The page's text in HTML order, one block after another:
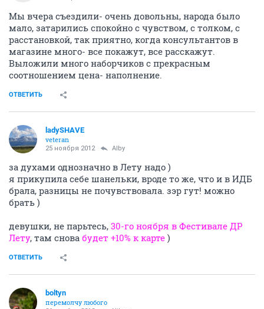
Мы вчера съездили- очень довольны, народа было
мало, затарились спокойно с чувством, с толком, с
расстановкой, так приятно, когда консультантов в
магазине много- все покажут, все расскажут.
Выложили много наборчиков с прекрасным
соотношением цена- наполнение.
ОТВЕТИТЬ
ladySHAVE
veteran
25 ноября 2012 Alby
за духами однозначно в Лету надо )
я прикупила себе шанельки, вроде то же, что и в ИДБ
брала, разницы не почувствовала. зэр гут! можно
брать )
девушки, не парьтесь, 30-го ноября в Фестивале ДР
Лету, там снова будет +10% к карте )
ОТВЕТИТЬ
boltyn
перемолчу любого